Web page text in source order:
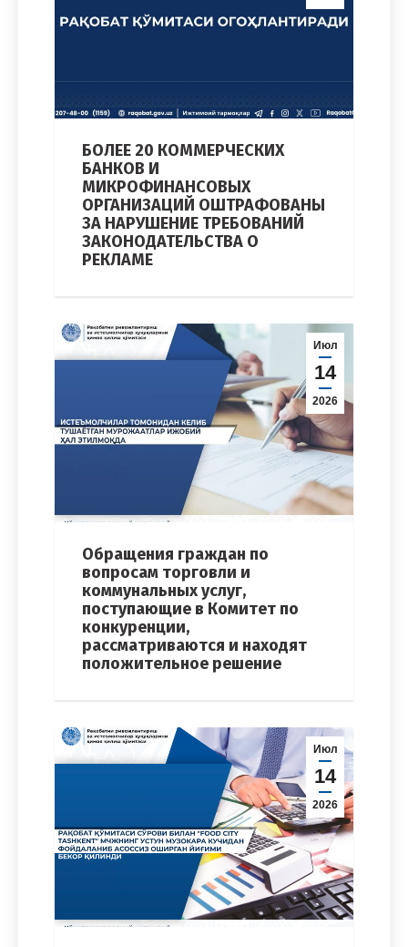
БОЛЕЕ 20 КОММЕРЧЕСКИХ
БАНКОВ И
МИКРОФИНАНСОВЫХ
ОРГАНИЗАЦИЙ ОШТРАФОВАНЫ
ЗА НАРУШЕНИЕ ТРЕБОВАНИЙ
ЗАКОНОДАТЕЛЬСТВА О
РЕКЛАМЕ
Июл
14
2026
Обращения граждан по
вопросам торговли и
коммунальных услуг,
поступающие в Комитет по
конкуренции,
рассматриваются и находят
положительное решение
Июл
14
2026